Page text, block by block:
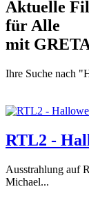
Aktuelle
für Alle
mit
Ihre Suche nach
RTL2 -
Ausstrahlung auf
Michael...